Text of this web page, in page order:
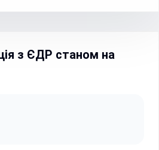
з ЄДР станом на